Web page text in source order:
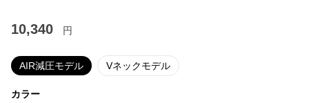
10,340 円
AIR減圧モデル Vネックモデル
カラー